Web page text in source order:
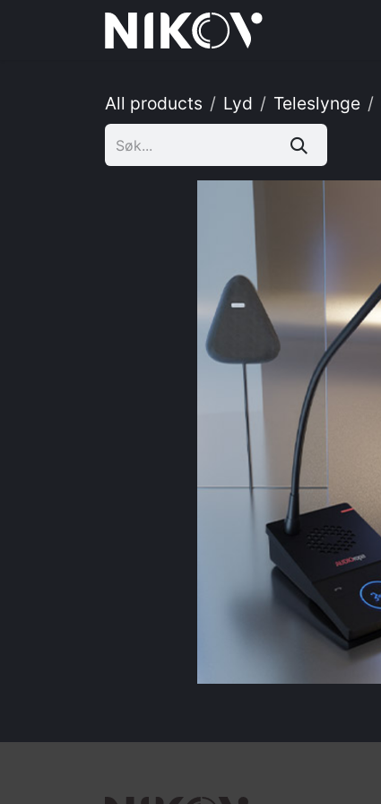
Skip to Content
All products Lyd Teleslynge